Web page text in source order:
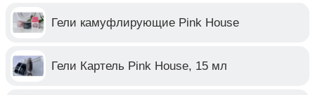
Гели камуфлирующие Pink House
Гели Картель Pink House, 15 мл